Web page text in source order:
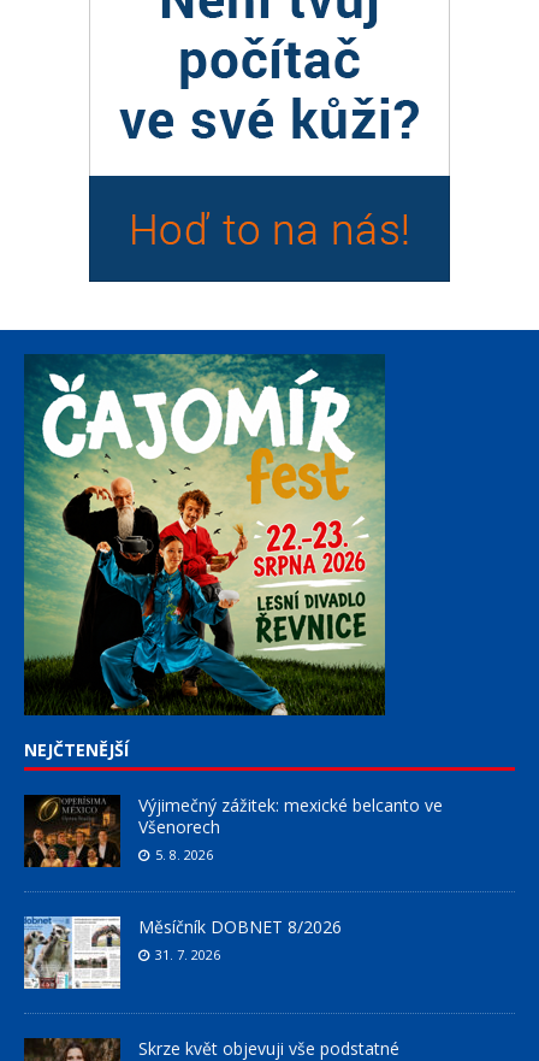
NEJČTENĚJŠÍ
Výjimečný zážitek: mexické belcanto ve
Všenorech
5. 8. 2026
Měsíčník DOBNET 8/2026
31. 7. 2026
Skrze květ objevuji vše podstatné